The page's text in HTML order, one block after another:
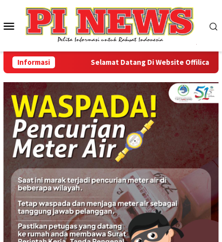
konten
Menu
Mobile
Informasi Selamat Datang Di Website Offilical PI-